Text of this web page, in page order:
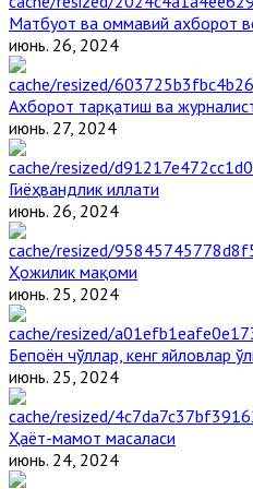
Матбуот ва оммавий ахборот
июнь. 26, 2024
Ахборот тарқатиш ва
июнь. 27, 2024
Гиёҳвандлик иллати
июнь. 26, 2024
Ҳожилик мақоми
июнь. 25, 2024
Бепоён чўллар, кенг яйловлар
июнь. 25, 2024
Ҳаёт-мамот масаласи
июнь. 24, 2024